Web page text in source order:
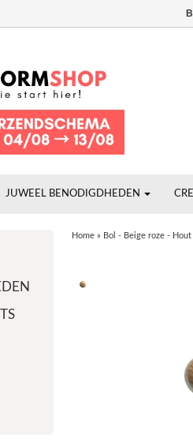
JUWEEL BENODIGDHEDEN
Home» Bol - Beige roze - Hout